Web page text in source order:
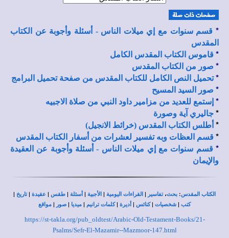
* قسم سنوات مع إي ميلات الناس - أسئلة وأجوبة عن الكتاب
المقدس
* قاموس الكتاب المقدس الكامل
* صور من الكتاب المقدس
*تحميل النص الكامل للكتاب المقدس من صفحة تحميل البرامج
* صور السيد المسيح
* إستمع للعديد من مزامير داود النبي من صلاة الاجبيه
* جاليري آية وصورة
* أطلس الكتاب المقدس (خرائط الانجيل)
* قسم العظات وبه تفسير لعشرات من أسفار الكتاب المقدس
*قسم سنوات مع إي ميلات الناس - أسئلة وأجوبة عن العقيدة
والإيمان
الكتاب المقدس: بحث،تفاسير | القراءات اليومية | الأجبية | أسئلة | طقس | عقيدة |تاريخ |
كتب | شخصيات |كنائس | أديرة |كلمات ترانيم | ميديا | صور | مواقع
https://st-takla.org/pub_oldtest/Arabic-Old-Testament-Books/21-
Psalms/Sefr-El-Mazamir--Mazmoor-147.html